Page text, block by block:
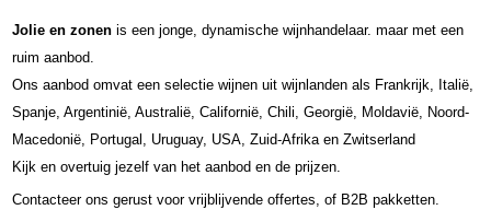
Jolie en zonen is een jonge, dynamische wijnhandelaar. maar met een
ruim aanbod.
Ons aanbod omvat een selectie wijnen uit wijnlanden als Frankrijk, Italië,
Spanje, Argentinië, Australië, Californië, Chili, Georgië, Moldavië, Noord-
Macedonië, Portugal, Uruguay, USA, Zuid-Afrika en Zwitserland
Kijk en overtuig jezelf van het aanbod en de prijzen.
Contacteer ons gerust voor vrijblijvende offertes, of B2B pakketten.